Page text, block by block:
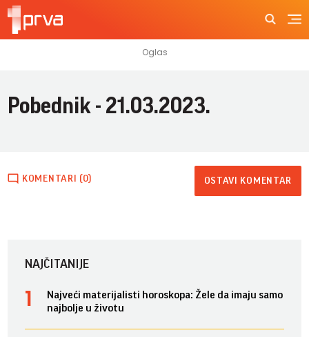
Pobednik - 21.03.2023.
KOMENTARI (0) OSTAVI KOMENTAR
NAJČITANIJE
Najveći materijalisti horoskopa: Žele da imaju samo
najbolje u životu